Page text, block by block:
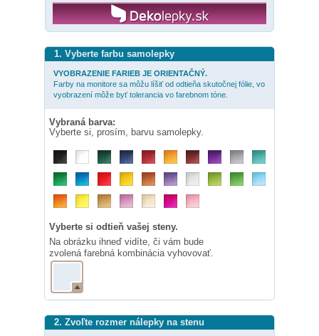
1. Vyberte farbu samolepky
VYOBRAZENIE FARIEB JE ORIENTAČNÝ.
Farby na monitore sa môžu líšiť od odtieňa skutočnej fólie, vo
vyobrazení môže byť tolerancia vo farebnom tóne.
Vybraná barva:
Vyberte si, prosím, barvu samolepky.
Vyberte si odtieň vašej steny.
Na obrázku ihneď vidíte, či vám bude
zvolená farebná kombinácia vyhovovať.
2. Zvoľte rozmer nálepky na stenu